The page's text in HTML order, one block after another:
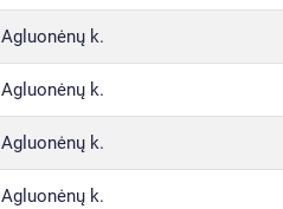
Agluonėnų k.
Agluonėnų k.
Agluonėnų k.
Agluonėnų k.